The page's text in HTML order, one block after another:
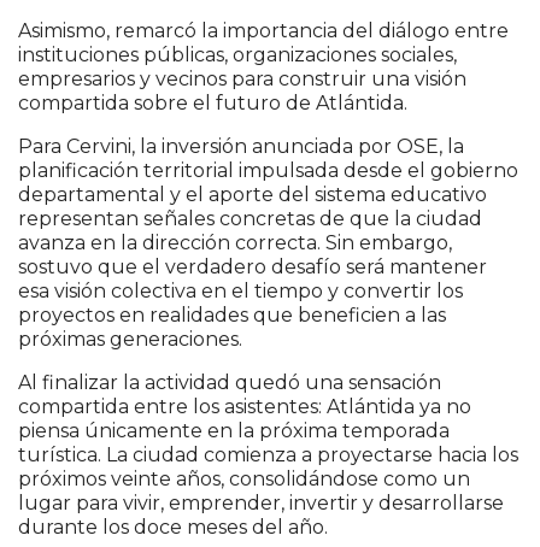
Asimismo, remarcó la importancia del diálogo entre
instituciones públicas, organizaciones sociales,
empresarios y vecinos para construir una visión
compartida sobre el futuro de Atlántida.
Para Cervini, la inversión anunciada por OSE, la
planificación territorial impulsada desde el gobierno
departamental y el aporte del sistema educativo
representan señales concretas de que la ciudad
avanza en la dirección correcta. Sin embargo,
sostuvo que el verdadero desafío será mantener
esa visión colectiva en el tiempo y convertir los
proyectos en realidades que beneficien a las
próximas generaciones.
Al finalizar la actividad quedó una sensación
compartida entre los asistentes: Atlántida ya no
piensa únicamente en la próxima temporada
turística. La ciudad comienza a proyectarse hacia los
próximos veinte años, consolidándose como un
lugar para vivir, emprender, invertir y desarrollarse
durante los doce meses del año.